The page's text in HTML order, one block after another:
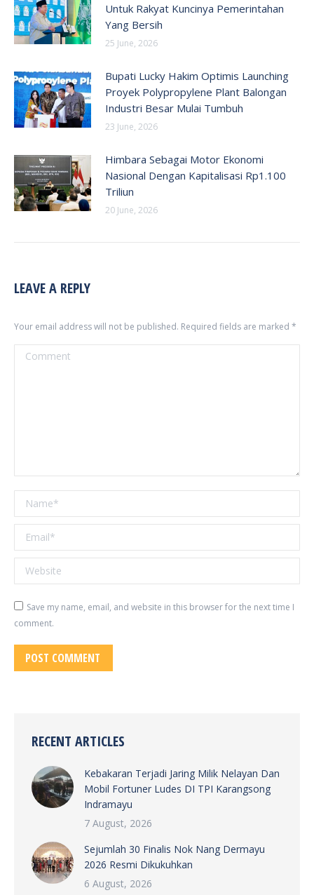
Untuk Rakyat Kuncinya Pemerintahan
Yang Bersih
25 June, 2026
Bupati Lucky Hakim Optimis Launching
Proyek Polypropylene Plant Balongan
Industri Besar Mulai Tumbuh
23 June, 2026
Himbara Sebagai Motor Ekonomi
Nasional Dengan Kapitalisasi Rp1.100
Triliun
20 June, 2026
LEAVE A REPLY
Your email address will not be published. Required fields are marked *
Comment
Name *
Email *
Website
Save my name, email, and website in this browser for the next time I
comment.
POST COMMENT
RECENT ARTICLES
Kebakaran Terjadi Jaring Milik Nelayan Dan
Mobil Fortuner Ludes DI TPI Karangsong
Indramayu
7 August, 2026
Sejumlah 30 Finalis Nok Nang Dermayu
2026 Resmi Dikukuhkan
6 August, 2026